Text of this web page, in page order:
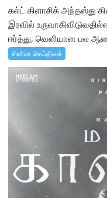
கல்ட் கிளாசிக் அந்தஸ்து
இரவில்
ஈர்த்து, வெளியான பல
சினிமா செய்திகள்